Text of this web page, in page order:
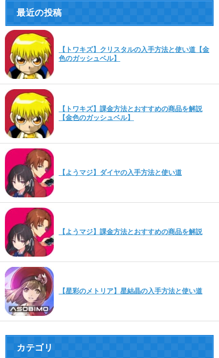
最近の投稿
【トワキズ】クリスタルの入手方法と使い道【金
色のガッシュベル】
【トワキズ】課金方法とおすすめの商品を解説
【金色のガッシュベル】
【ようマジ】ダイヤの入手方法と使い道
【ようマジ】課金方法とおすすめの商品を解説
【星彩のメトリア】星結晶の入手方法と使い道
カテゴリ